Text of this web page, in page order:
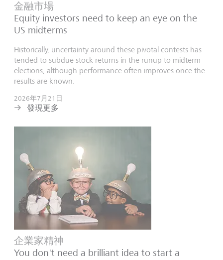
金融市場
Equity investors need to keep an eye on the
US midterms
Historically, uncertainty around these pivotal contests has
tended to subdue stock returns in the runup to midterm
elections, although performance often improves once the
results are known.
2026年7月21日
發現更多
企業家精神
You don't need a brilliant idea to start a